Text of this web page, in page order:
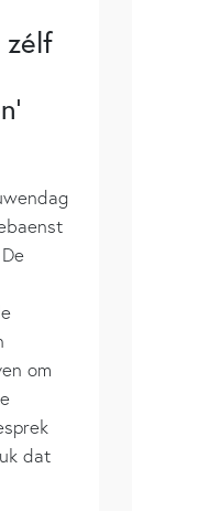
zélf
om
dat